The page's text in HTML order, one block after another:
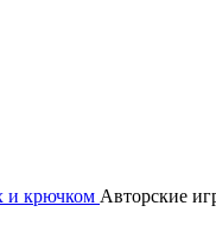
и крючком Авторские